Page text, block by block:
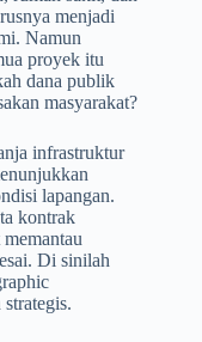
menjadi
Namun
proyek itu
dana publik
masyarakat?
infrastruktur
lapangan.
kontrak
Di sinilah